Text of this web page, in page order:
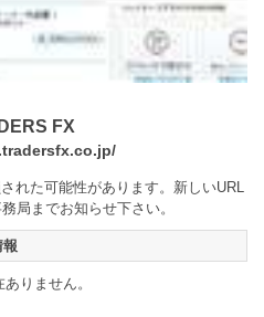
FX
れた可能性があります。新しいURL
局までお知らせ下さい。
りません。